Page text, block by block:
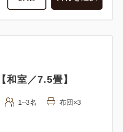
和室／7.5畳】
1~3名 布団×3